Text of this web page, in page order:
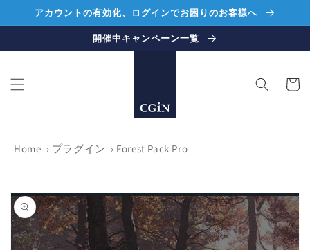
ンツに
進む
アカウントの有効化、ログインでお困りのお客様へ
開催中キャンペーン一覧
ー
Home › プラグイン › Forest Pack Pro
商品情
報にス
キップ